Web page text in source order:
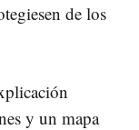
de los
y un mapa